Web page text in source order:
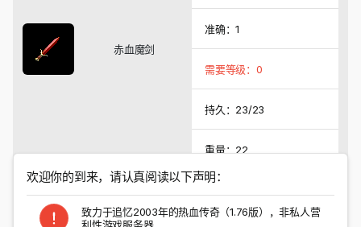
赤血魔剑
准确：1
需要等级：0
持久：23/23
重量：22
欢迎你的到来，请认真阅读以下声明：
致力于追忆2003年的热血传奇（1.76版），非私人营